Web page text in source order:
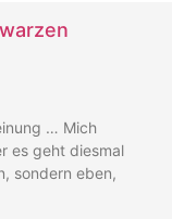
… Mich
es geht diesmal
sondern eben,